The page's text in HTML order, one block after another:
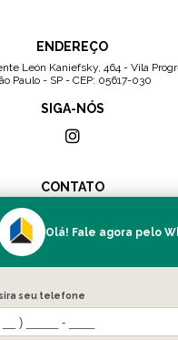
ENDEREÇO
León Kaniefsky, 464 - Vila
Paulo - SP - CEP: 05617-030
SIGA-NÓS
CONTATO
(11) 96083-0036
contato@cnsolution.com.br
MENU
Home
Olá! Fale agora pelo
seu telefone